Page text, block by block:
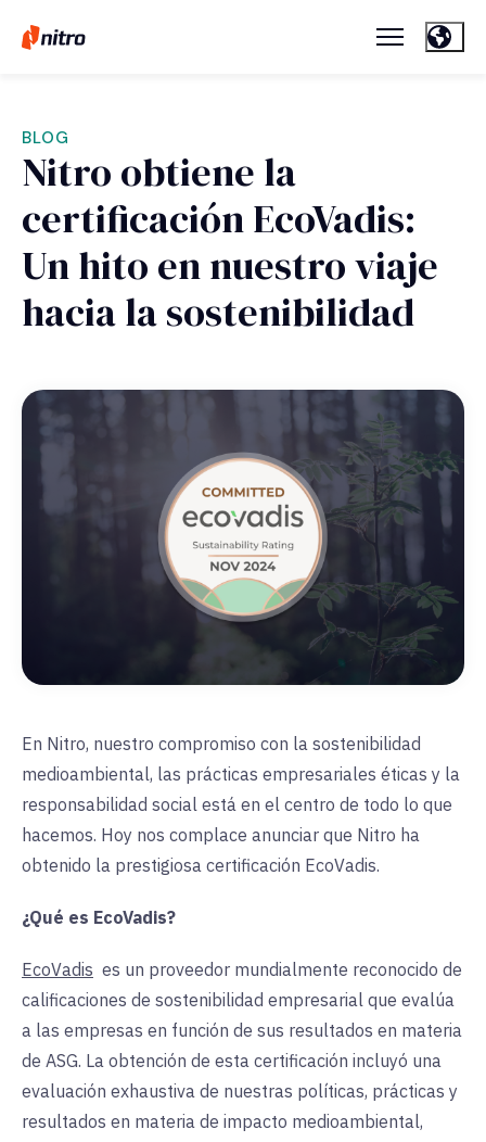
BLOG
Nitro obtiene la
certificación EcoVadis:
Un hito en nuestro viaje
hacia la sostenibilidad
En Nitro, nuestro compromiso con la sostenibilidad
medioambiental, las prácticas empresariales éticas y la
responsabilidad social está en el centro de todo lo que
hacemos. Hoy nos complace anunciar que Nitro ha
obtenido la prestigiosa certificación EcoVadis.
¿Qué es EcoVadis?
EcoVadis es un proveedor mundialmente reconocido de
calificaciones de sostenibilidad empresarial que evalúa
a las empresas en función de sus resultados en materia
de ASG. La obtención de esta certificación incluyó una
evaluación exhaustiva de nuestras políticas, prácticas y
resultados en materia de impacto medioambiental,